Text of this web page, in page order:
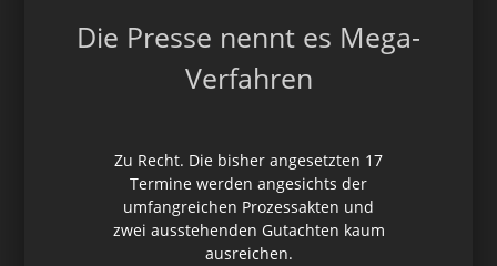
Die Presse nennt es Mega-
Verfahren
Zu Recht. Die bisher angesetzten 17
Termine werden angesichts der
umfangreichen Prozessakten und
zwei ausstehenden Gutachten kaum
ausreichen.